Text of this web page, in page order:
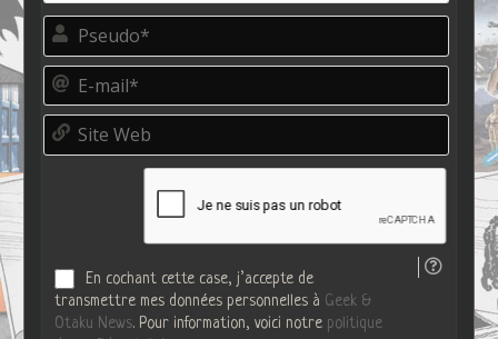
P
e
d
o
E
m
i
S
t
En cochant cette case, j’accepte de
transmettre mes données personnelles à Geek &
Otaku News. Pour information, voici notre politique